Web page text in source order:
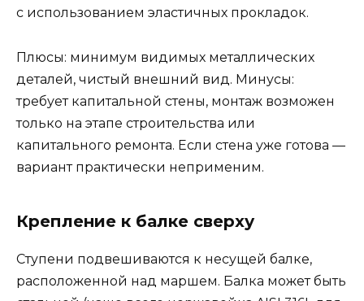
с использованием эластичных прокладок.
Плюсы: минимум видимых металлических
деталей, чистый внешний вид. Минусы:
требует капитальной стены, монтаж возможен
только на этапе строительства или
капитального ремонта. Если стена уже готова —
вариант практически неприменим.
Крепление к балке сверху
Ступени подвешиваются к несущей балке,
расположенной над маршем. Балка может быть